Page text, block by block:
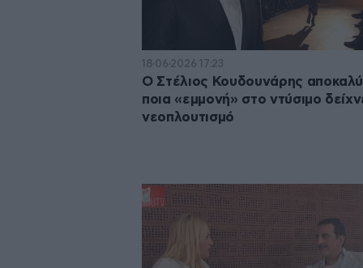
18·06·2026 17:23
Ο Στέλιος Κουδουνάρης
ποια «εμμονή» στο ντύσιμο
νεοπλουτισμό